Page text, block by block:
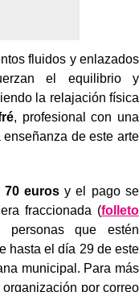
fluidos y enlazados
el equilibrio y
la relajación física
, profesional con una
de este arte
70 eurosy el pago se
fraccionada (folleto
personas que estén
hasta el día 29 de este
municipal. Para más
por correo